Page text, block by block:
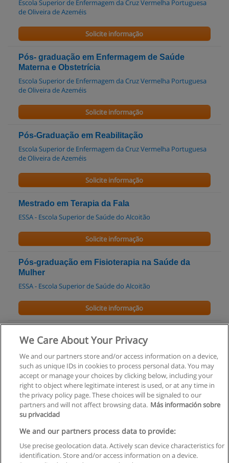
Escola Superior de Enfermagem da Cruz Vermelha Portuguesa
de Oliveira de Azeméis
Solicite informação
Pós- graduação em Enfermagem de Saúde
Materna e Obstetrícia
Escola Superior de Enfermagem da Cruz Vermelha Portuguesa
de Oliveira de Azeméis
Solicite informação
Pós-Graduação em Reabilitação
Escola Superior de Enfermagem da Cruz Vermelha Portuguesa
de Oliveira de Azeméis
Solicite informação
Mestrado em Terapia da Fala
ESSA - Escola Superior de Saúde do Alcoitão
Solicite informação
Pós-graduação em Fisioterapia na Saúde da
Mulher
ESSA - Escola Superior de Saúde do Alcoitão
Solicite informação
Terapeutas Ocupacionais
ESSA - Escola Superior de Saúde do Alcoitão
Solicite informação
Regras de uso
Privacidade de dados
We Care About Your Privacy
We and our partners store and/or access information on a device,
such as unique IDs in cookies to process personal data. You may
accept or manage your choices by clicking below, including your
right to object where legitimate interest is used, or at any time in
the privacy policy page. These choices will be signaled to our
partners and will not affect browsing data. Más información sobre
su privacidad
We and our partners process data to provide:
Use precise geolocation data. Actively scan device characteristics for
identification. Store and/or access information on a device.